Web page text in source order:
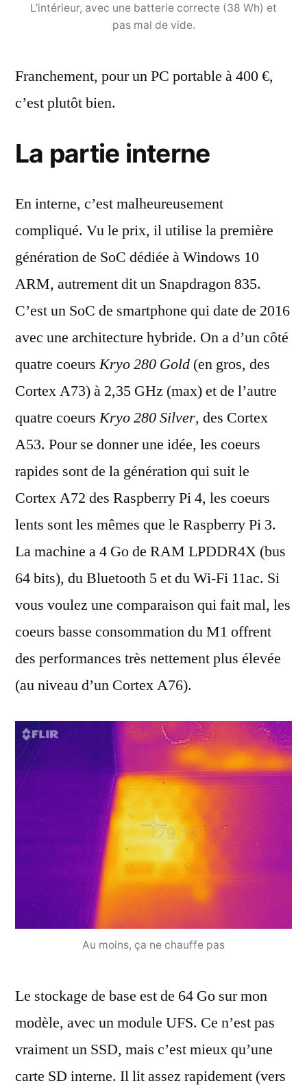
L’intérieur, avec une batterie correcte (38 Wh) et
pas mal de vide.
Franchement, pour un PC portable à 400 €,
c’est plutôt bien.
La partie interne
En interne, c’est malheureusement
compliqué. Vu le prix, il utilise la première
génération de SoC dédiée à Windows 10
ARM, autrement dit un Snapdragon 835.
C’est un SoC de smartphone qui date de 2016
avec une architecture hybride. On a d’un côté
quatre coeursKryo 280 Gold (en gros, des
Cortex A73) à 2,35 GHz (max) et de l’autre
quatre coeursKryo 280 Silver, des Cortex
A53. Pour se donner une idée, les coeurs
rapides sont de la génération qui suit le
Cortex A72 des Raspberry Pi 4, les coeurs
lents sont les mêmes que le Raspberry Pi 3.
La machine a 4 Go de RAM LPDDR4X (bus
64 bits), du Bluetooth 5 et du Wi-Fi 11ac. Si
vous voulez une comparaison qui fait mal, les
coeurs basse consommation du M1 offrent
des performances très nettement plus élevée
(au niveau d’un Cortex A76).
Au moins, ça ne chauffe pas
Le stockage de base est de 64 Go sur mon
modèle, avec un module UFS. Ce n’est pas
vraiment un SSD, mais c’est mieux qu’une
carte SD interne. Il lit assez rapidement (vers